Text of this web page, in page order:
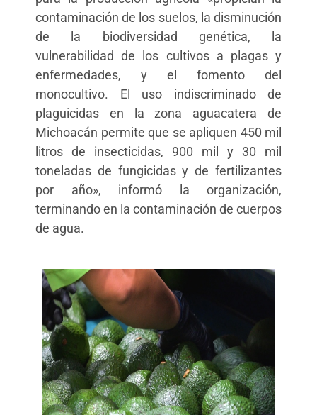
contaminación de los suelos, la disminución
de la biodiversidad genética, la
vulnerabilidad de los cultivos a plagas y
enfermedades, y el fomento del
monocultivo. El uso indiscriminado de
plaguicidas en la zona aguacatera de
Michoacán permite que se apliquen 450 mil
litros de insecticidas, 900 mil y 30 mil
toneladas de fungicidas y de fertilizantes
por año», informó la organización,
terminando en la contaminación de cuerpos
de agua.